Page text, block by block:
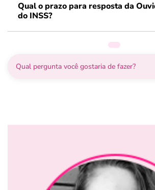
Qual o prazo para resposta da
do INSS?